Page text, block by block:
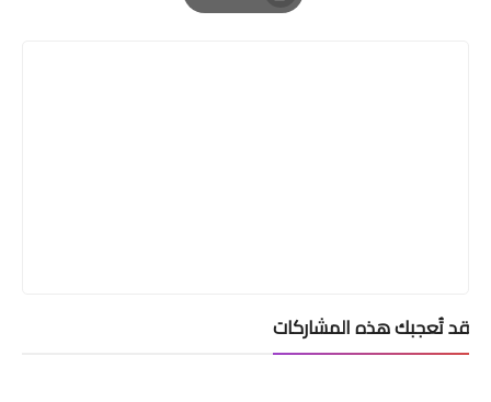
Print
قد تُعجبك هذه المشاركات